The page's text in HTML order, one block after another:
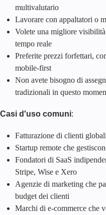
multivalutario
Lavorare con appaltatori o
Volete una migliore
tempo reale
Preferite prezzi forfettari,
mobile-first
Non avete bisogno di
tradizionali in questo
Casi d'uso comuni:
Fatturazione di clienti
Startup remote che
Fondatori di SaaS
Stripe, Wise e Xero
Agenzie di marketing che
budget dei clienti
Marchi di e-commerce che